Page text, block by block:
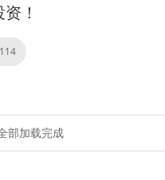
！
部加载完成